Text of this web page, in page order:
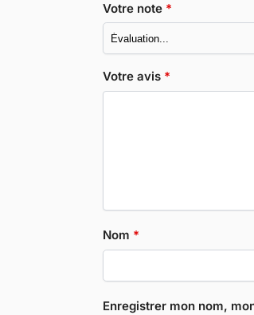
Votre note *
Votre avis *
Nom *
Enregistrer mon nom,